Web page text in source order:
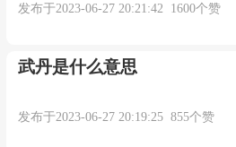
发布于2023-06-27 20:21:42 1600个赞
武丹是什么意思
发布于2023-06-27 20:19:25 855个赞